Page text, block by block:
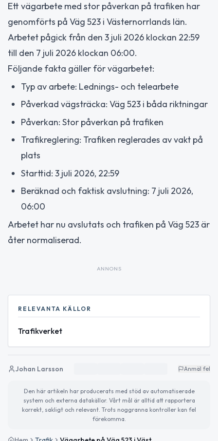
Ett vägarbete med stor påverkan på trafiken har
genomförts på Väg 523 i Västernorrlands län.
Arbetet pågick från den 3 juli 2026 klockan 22:59
till den 7 juli 2026 klockan 06:00.
Följande fakta gäller för vägarbetet:
Typ av arbete: Lednings- och telearbete
Påverkad vägsträcka: Väg 523 i båda riktningar
Påverkan: Stor påverkan på trafiken
Trafikreglering: Trafiken reglerades av vakt på
plats
Starttid: 3 juli 2026, 22:59
Beräknad och faktisk avslutning: 7 juli 2026,
06:00
Arbetet har nu avslutats och trafiken på Väg 523 är
åter normaliserad.
ANNONS
RELEVANTA KÄLLOR
Trafikverket
Johan Larsson Anmäl fel
Den här artikeln har producerats med stöd av automatiserade
system och externa datakällor. Vårt mål är alltid att rapportera
korrekt, sakligt och relevant. Trots noggranna kontroller kan fel
förekomma.